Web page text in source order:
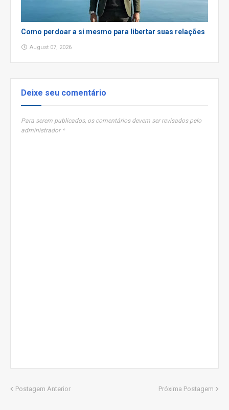
Como perdoar a si mesmo para libertar suas relações
August 07, 2026
Deixe seu comentário
Para serem publicados, os comentários devem ser revisados pelo
administrador *
Postagem Anterior Próxima Postagem